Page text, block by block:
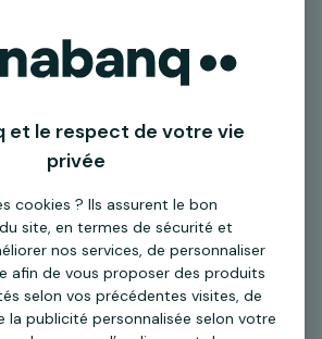
minutes le formulaire de
votre contrat
d'identité.
depuis un compte à votre nom pour
et le respect de votre vie
privée
cookies ? Ils assurent le bon
site, en termes de sécurité et
nos services, de personnaliser
afin de vous proposer des produits
selon vos précédentes visites, de
la publicité personnalisée selon votre